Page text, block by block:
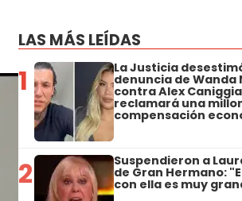
LAS MÁS LEÍDAS
1 La Justicia
denuncia de Wanda
contra Alex
reclamará una
compensación
2 Suspendieron a
de Gran Hermano:
con ella es muy